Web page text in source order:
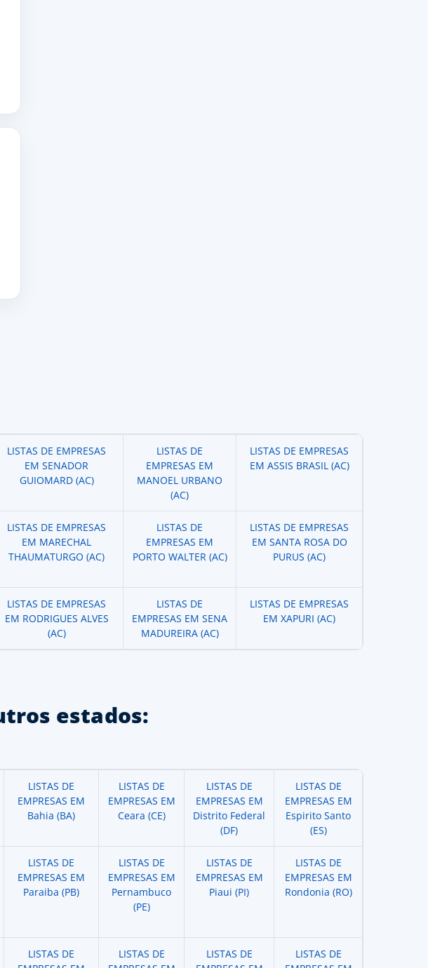
LISTAS DE EMPRESAS
EM SENADOR
GUIOMARD (AC)
LISTAS DE
EMPRESAS EM
MANOEL URBANO
(AC)
LISTAS DE EMPRESAS
EM ASSIS BRASIL (AC)
LISTAS DE EMPRESAS
EM MARECHAL
THAUMATURGO (AC)
LISTAS DE
EMPRESAS EM
PORTO WALTER (AC)
LISTAS DE EMPRESAS
EM SANTA ROSA DO
PURUS (AC)
LISTAS DE EMPRESAS
EM RODRIGUES ALVES
(AC)
LISTAS DE
EMPRESAS EM SENA
MADUREIRA (AC)
LISTAS DE EMPRESAS
EM XAPURI (AC)
estados:
LISTAS DE
EMPRESAS EM
Bahia (BA)
LISTAS DE
EMPRESAS EM
Ceara (CE)
LISTAS DE
EMPRESAS EM
Distrito Federal
(DF)
LISTAS DE
EMPRESAS EM
Espirito Santo
(ES)
LISTAS DE
EMPRESAS EM
Paraiba (PB)
LISTAS DE
EMPRESAS EM
Pernambuco
(PE)
LISTAS DE
EMPRESAS EM
Piaui (PI)
LISTAS DE
EMPRESAS EM
Rondonia (RO)
LISTAS DE
LISTAS DE
LISTAS DE
LISTAS DE